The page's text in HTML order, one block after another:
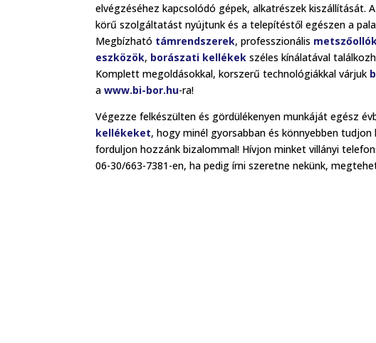
elvégzéséhez kapcsolódó gépek, alkatrészek
körű szolgáltatást nyújtunk és a telepítéstől egészen a
Megbízható támrendszerek, professzionális
eszközök, borászati kellékek széles kínálatával
Komplett megoldásokkal, korszerű technológiákkal várjuk
awww.bi-bor.hu-ra!
Végezze felkészülten és gördülékenyen munkáját egész
kellékeket, hogy minél gyorsabban és könnyebben
forduljon hozzánk bizalommal! Hívjon minket villányi
06-30/663-7381-en, ha pedig írni szeretne nekünk,